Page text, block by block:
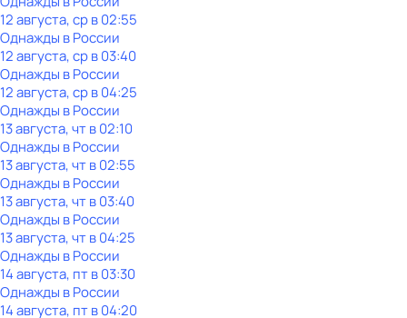
12 августа, ср в 02:55
Однажды в России
12 августа, ср в 03:40
Однажды в России
12 августа, ср в 04:25
Однажды в России
13 августа, чт в 02:10
Однажды в России
13 августа, чт в 02:55
Однажды в России
13 августа, чт в 03:40
Однажды в России
13 августа, чт в 04:25
Однажды в России
14 августа, пт в 03:30
Однажды в России
14 августа, пт в 04:20